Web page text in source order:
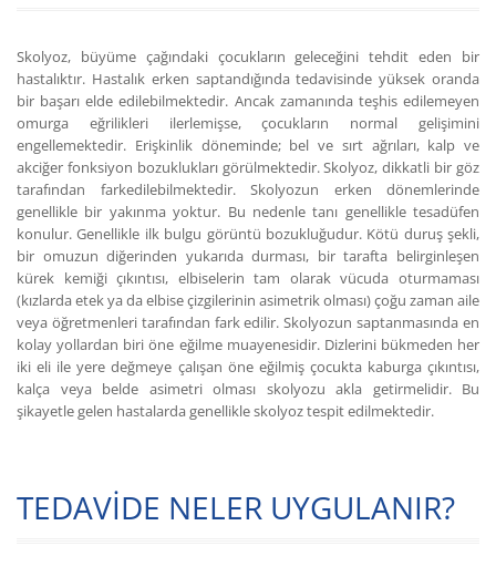
Skolyoz, büyüme çağındaki çocukların geleceğini tehdit eden bir
hastalıktır. Hastalık erken saptandığında tedavisinde yüksek oranda
bir başarı elde edilebilmektedir. Ancak zamanında teşhis edilemeyen
omurga eğrilikleri ilerlemişse, çocukların normal gelişimini
engellemektedir. Erişkinlik döneminde; bel ve sırt ağrıları, kalp ve
akciğer fonksiyon bozuklukları görülmektedir. Skolyoz, dikkatli bir göz
tarafından farkedilebilmektedir. Skolyozun erken dönemlerinde
genellikle bir yakınma yoktur. Bu nedenle tanı genellikle tesadüfen
konulur. Genellikle ilk bulgu görüntü bozukluğudur. Kötü duruş şekli,
bir omuzun diğerinden yukarıda durması, bir tarafta belirginleşen
kürek kemiği çıkıntısı, elbiselerin tam olarak vücuda oturmaması
(kızlarda etek ya da elbise çizgilerinin asimetrik olması) çoğu zaman aile
veya öğretmenleri tarafından fark edilir. Skolyozun saptanmasında en
kolay yollardan biri öne eğilme muayenesidir. Dizlerini bükmeden her
iki eli ile yere değmeye çalışan öne eğilmiş çocukta kaburga çıkıntısı,
kalça veya belde asimetri olması skolyozu akla getirmelidir. Bu
şikayetle gelen hastalarda genellikle skolyoz tespit edilmektedir.
TEDAVİDE NELER UYGULANIR?